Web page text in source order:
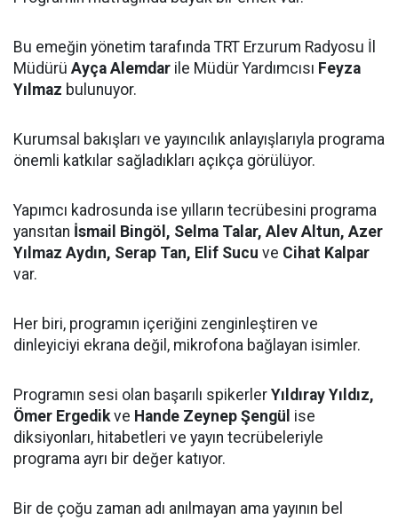
Bu emeğin yönetim tarafında TRT Erzurum Radyosu İl
Müdürü Ayça Alemdar ile Müdür Yardımcısı Feyza
Yılmaz bulunuyor.
Kurumsal bakışları ve yayıncılık anlayışlarıyla programa
önemli katkılar sağladıkları açıkça görülüyor.
Yapımcı kadrosunda ise yılların tecrübesini programa
yansıtan İsmail Bingöl, Selma Talar, Alev Altun, Azer
Yılmaz Aydın, Serap Tan, Elif Sucu ve Cihat Kalpar
var.
Her biri, programın içeriğini zenginleştiren ve
dinleyiciyi ekrana değil, mikrofona bağlayan isimler.
Programın sesi olan başarılı spikerler Yıldıray Yıldız,
Ömer Ergedikve Hande Zeynep Şengül ise
diksiyonları, hitabetleri ve yayın tecrübeleriyle
programa ayrı bir değer katıyor.
Bir de çoğu zaman adı anılmayan ama yayının bel